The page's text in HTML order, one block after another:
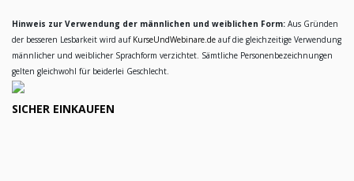
Hinweis zur Verwendung der männlichen und weiblichen Form: Aus Gründen
der besseren Lesbarkeit wird auf KurseUndWebinare.de auf die gleichzeitige Verwendung
männlicher und weiblicher Sprachform verzichtet. Sämtliche Personenbezeichnungen
gelten gleichwohl für beiderlei Geschlecht.
SICHER EINKAUFEN